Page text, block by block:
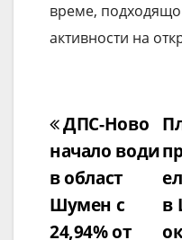
време, подходящо
активности на
в
ДПС-Ново
начало води
в област
Шумен с
24,94% от